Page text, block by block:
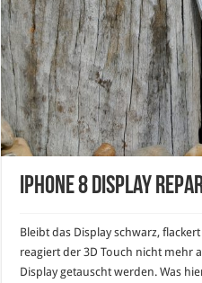
iPhone 8 Display
Bleibt das Display schwarz,
reagiert der 3D Touch nicht mehr
Display getauscht werden. Was